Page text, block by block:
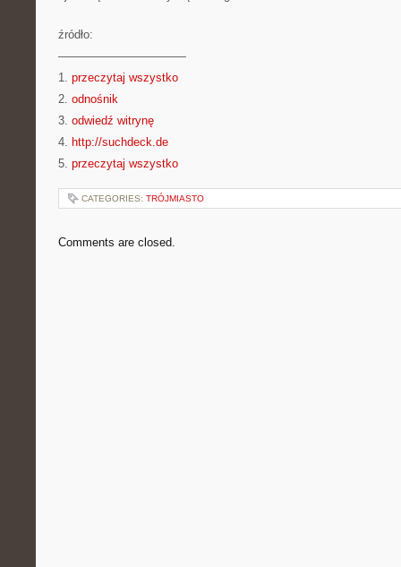
źródło:
———————————
1. przeczytaj wszystko
2. odnośnik
3. odwiedź witrynę
4. http://suchdeck.de
5. przeczytaj wszystko
CATEGORIES: TRÓJMIASTO
Comments are closed.